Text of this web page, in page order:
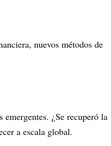
nuevos métodos de
¿Se recuperó la
a escala global.